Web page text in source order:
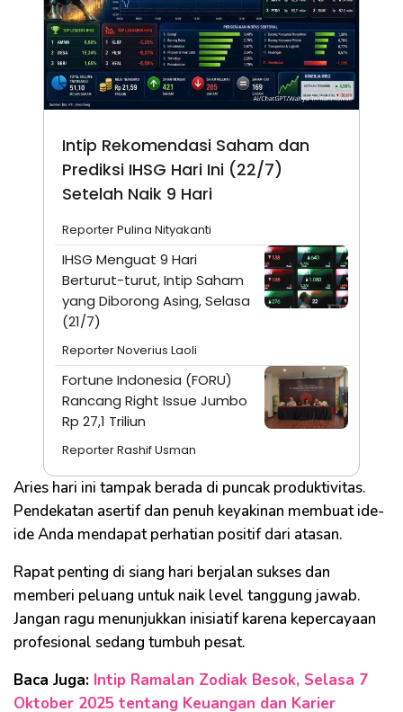
Intip Rekomendasi Saham dan
Prediksi IHSG Hari Ini (22/7)
Setelah Naik 9 Hari
Reporter Pulina Nityakanti
IHSG Menguat 9 Hari
Berturut-turut, Intip Saham
yang Diborong Asing, Selasa
(21/7)
Reporter Noverius Laoli
Fortune Indonesia (FORU)
Rancang Right Issue Jumbo
Rp 27,1 Triliun
Reporter Rashif Usman
Aries hari ini tampak berada di puncak produktivitas.
Pendekatan asertif dan penuh keyakinan membuat ide-
ide Anda mendapat perhatian positif dari atasan.
Rapat penting di siang hari berjalan sukses dan
memberi peluang untuk naik level tanggung jawab.
Jangan ragu menunjukkan inisiatif karena kepercayaan
profesional sedang tumbuh pesat.
Baca Juga: Intip Ramalan Zodiak Besok, Selasa 7
Oktober 2025 tentang Keuangan dan Karier